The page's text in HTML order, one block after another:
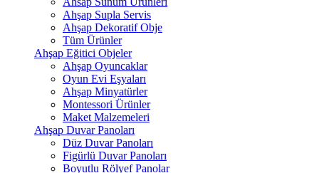
Ahşap Supla Servis
Ahşap Dekoratif Obje
Tüm Ürünler
Ahşap Eğitici Objeler
Ahşap Oyuncaklar
Oyun Evi Eşyaları
Ahşap Minyatürler
Montessori Ürünler
Maket Malzemeleri
Ahşap Duvar Panoları
Düz Duvar Panoları
Figürlü Duvar Panoları
Boyutlu Rölyef Panolar